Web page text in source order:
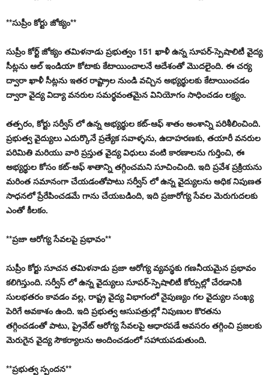
**సుప్రీం కోర్టు జోక్యం**
సుప్రీం కోర్ట్ జోక్యం తమిళనాడు ప్రభుత్వం 151 ఖాళీ ఉన్న సూపర్-స్పెషాలిటీ వైద్య
సీట్లను ఆల్ ఇండియా కోటాకు కేటాయించాలనే ఆదేశంతో మొదలైంది. ఈ చర్య
ద్వారా ఖాళీ సీట్లను ఇతర రాష్ట్రాల నుండి వచ్చిన అభ్యర్థులకు కేటాయించడం
ద్వారా వైద్య విద్యా వనరుల సమర్థవంతమైన వినియోగం సాధించడం లక్ష్యం.
తత్పరం, కోర్టు సర్వీస్ లో ఉన్న అభ్యర్థుల కట్-ఆఫ్ శాతం అంశాన్ని పరిశీలించింది.
ప్రభుత్వ వైద్యులు ఎదుర్కొనే ప్రత్యేక సవాళ్ళను, ఉదాహరణకు, తయారీ వనరుల
పరిమితి మరియు వారి ప్రస్తుత వైద్య విధులు వంటి కారణాలను గుర్తించి, ఈ
అభ్యర్థుల కోసం కట్-ఆఫ్ శాతాన్ని తగ్గించమని సూచించింది. ఇది ప్రవేశ ప్రక్రియను
మరింత సమానంగా చేయడంతోపాటు సర్వీస్ లో ఉన్న వైద్యులను అధిక నిపుణత
సాధనలో ప్రేరేపించడమే గాను చేయబడింది, ఇది ప్రజారోగ్య సేవల మెరుగుదలకు
ఎంతో కీలకం.
**ప్రజా ఆరోగ్య సేవలపై ప్రభావం**
సుప్రీం కోర్టు సూచన తమిళనాడు ప్రజా ఆరోగ్య వ్యవస్థకు గణనీయమైన ప్రభావం
కలిగిస్తుంది. సర్వీస్ లో ఉన్న వైద్యులు సూపర్-స్పెషాలిటీ కోర్సుల్లో చేరడానికి
సులభతరం కావడం వల్ల, రాష్ట్ర వైద్య విభాగంలో నైపుణ్యం గల వైద్యుల సంఖ్య
పెరిగే అవకాశం ఉంది. ఇది ప్రభుత్వ ఆసుపత్రుల్లో నిపుణుల కొరతను
తగ్గించడంతో పాటు, ప్రైవేట్ ఆరోగ్య సేవలపై ఆధారపడే అవసరం తగ్గించి ప్రజలకు
మెరుగైన వైద్య సౌకర్యాలను అందించడంలో సహాయపడుతుంది.
**ప్రభుత్వ స్పందన**